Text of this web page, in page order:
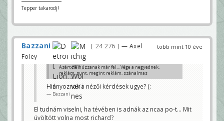
Tepper takarodj!
több mint 10 éve
Bazzani 24 276
— Axel
Foley
Azért ne húzzanak már fel... Vége a negyednek,
reklám, punt, megint reklám, szánalmas
baggio
Hiányoznak a nézői kérdések ugye? (:
Bazzani
El tudnám viselni, ha tévében is adnák az ncaa po-t... Mit
üvöltött volna most richard?